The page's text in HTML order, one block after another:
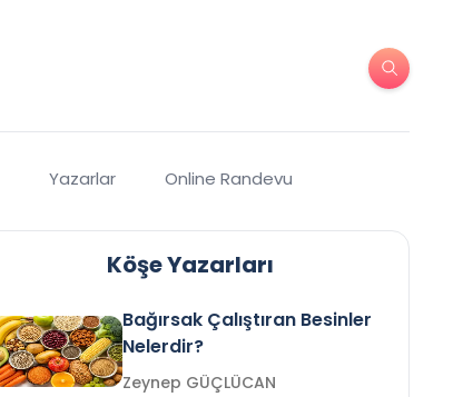
Yazarlar Online Randevu
Köşe Yazarları
Bağırsak Çalıştıran Besinler
Nelerdir?
Zeynep GÜÇLÜCAN